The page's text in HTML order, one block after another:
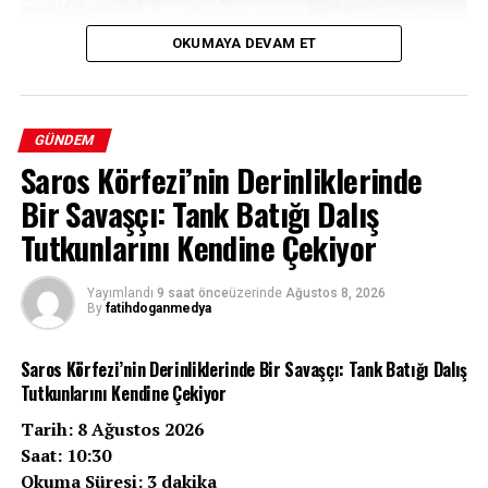
Bir Yıllık Belirsizlik: Evindar Tiğrak’ın
Kaybı
Batman’da 7 Haziran 2025 tarihinden bu yana haber
alınamayan 31 yaşındaki Evindar Tiğrak için başlatılan
soruşturmada çarpıcı gelişmeler yaşandı. Uzun süredir
titizlikle yürütülen çalışmalar, kayıp kadının bir cinayete
kurban gitmiş olabileceği ihtimalini güçlendirirken,
soruşturma kapsamında gözaltına alınan iki şüpheli
tutuklanarak cezaevine gönderildi. Olayın aydınlatılması
için güvenlik güçleri, Tiğrak’ın cesedine ulaşmak
amacıyla belirlenen bölgelerde arama çalışmalarını
sürdürüyor.
OKUMAYA DEVAM ET
GÜNDEM
Saros Körfezi’nin Derinliklerinde
Bir Savaşçı: Tank Batığı Dalış
Tutkunlarını Kendine Çekiyor
Yayımlandı 9 saat önceüzerinde Ağustos 8, 2026
By fatihdoganmedya
Saros Körfezi’nin Derinliklerinde Bir Savaşçı: Tank Batığı Dalış
Tutkunlarını Kendine Çekiyor
Tarih: 8 Ağustos 2026
Saat: 10:30
Okuma Süresi: 3 dakika